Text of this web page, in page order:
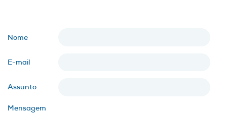
Nome
E-mail
Assunto
Mensagem